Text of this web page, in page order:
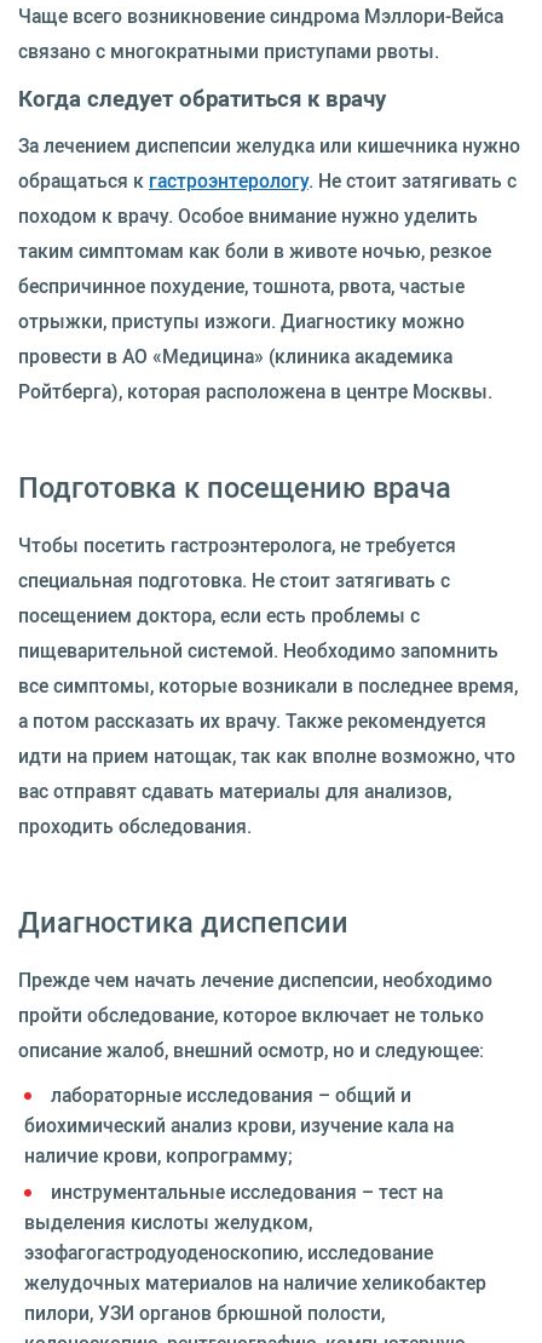
Чаще всего возникновение синдрома Мэллори-Вейса
связано с многократными приступами рвоты.
Когда следует обратиться к врачу
За лечением диспепсии желудка или кишечника нужно
обращаться к гастроэнтерологу. Не стоит затягивать с
походом к врачу. Особое внимание нужно уделить
таким симптомам как боли в животе ночью, резкое
беспричинное похудение, тошнота, рвота, частые
отрыжки, приступы изжоги. Диагностику можно
провести в АО «Медицина» (клиника академика
Ройтберга), которая расположена в центре Москвы.
Подготовка к посещению врача
Чтобы посетить гастроэнтеролога, не требуется
специальная подготовка. Не стоит затягивать с
посещением доктора, если есть проблемы с
пищеварительной системой. Необходимо запомнить
все симптомы, которые возникали в последнее время,
а потом рассказать их врачу. Также рекомендуется
идти на прием натощак, так как вполне возможно, что
вас отправят сдавать материалы для анализов,
проходить обследования.
Диагностика диспепсии
Прежде чем начать лечение диспепсии, необходимо
пройти обследование, которое включает не только
описание жалоб, внешний осмотр, но и следующее:
лабораторные исследования – общий и
биохимический анализ крови, изучение кала на
наличие крови, копрограмму;
инструментальные исследования – тест на
выделения кислоты желудком,
эзофагогастродуоденоскопию, исследование
желудочных материалов на наличие хеликобактер
пилори, УЗИ органов брюшной полости,